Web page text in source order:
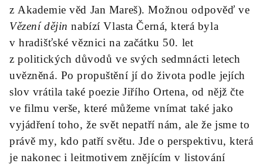
z Akademie věd Jan Mareš). Možnou odpověď ve
Vězení dějin nabízí Vlasta Černá, která byla
v hradišťské věznici na začátku 50. let
z politických důvodů ve svých sedmnácti letech
uvězněná. Po propuštění jí do života podle jejích
slov vrátila také poezie Jiřího Ortena, od nějž čte
ve filmu verše, které můžeme vnímat také jako
vyjádření toho, že svět nepatří nám, ale že jsme to
právě my, kdo patří světu. Jde o perspektivu, která
je nakonec i leitmotivem znějícím v listování